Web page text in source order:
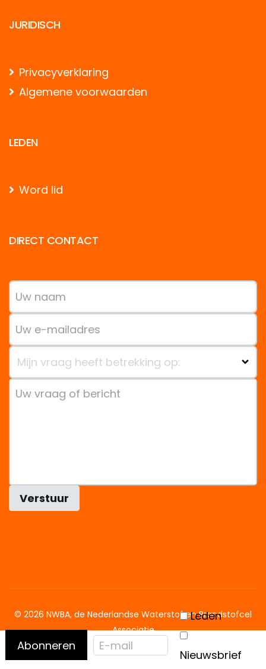
Abonneren
Leden
Nieuwsbrief
JURIDISCH
Privacyverklaring
Algemene voorwaarden
LEDEN
Word lid
DIRECT CONTACT
Mijn vraag heeft betrekking op:
Verstuur
© 2026 NWBA, de Nederlandse Waterstof en Brandstofcel
Associatie